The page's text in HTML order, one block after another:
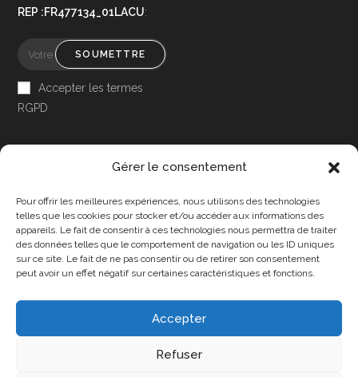
Gérer le consentement
Pour offrir les meilleures expériences, nous utilisons des technologies
telles que les cookies pour stocker et/ou accéder aux informations des
appareils. Le fait de consentir à ces technologies nous permettra de traiter
des données telles que le comportement de navigation ou les ID uniques
sur ce site. Le fait de ne pas consentir ou de retirer son consentement
peut avoir un effet négatif sur certaines caractéristiques et fonctions.
Accepter
Refuser
REP :FR477134_01LACU:
SOUMETTRE
Accepter les termes
RGPD
Accessibilité
Mon Compte
Contact
Politique de cookies (UE)